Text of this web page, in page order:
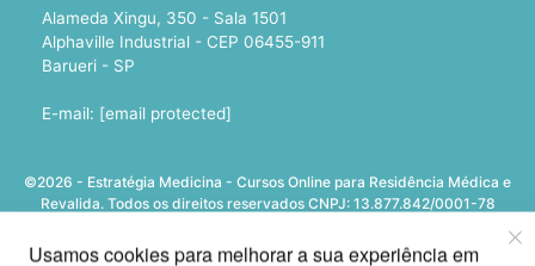
Alameda Xingu, 350 - Sala 1501
Alphaville Industrial - CEP 06455-911
Barueri - SP
E-mail: [email protected]
©2026 - Estratégia Medicina - Cursos Online para Residência Médica e
Revalida. Todos os direitos reservados CNPJ: 13.877.842/0001-78